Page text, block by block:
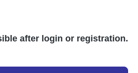
after login or registration.